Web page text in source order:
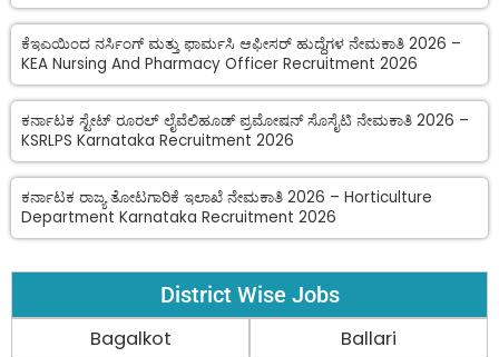
ಕೆಇಎಯಿಂದ ನರ್ಸಿಂಗ್ ಮತ್ತು ಫಾರ್ಮಸಿ ಆಫೀಸರ್ ಹುದ್ದೆಗಳ ನೇಮಕಾತಿ 2026 –
KEA Nursing And Pharmacy Officer Recruitment 2026
ಕರ್ನಾಟಕ ಸ್ಟೇಟ್ ರೂರಲ್ ಲೈವೆಲಿಹೂಡ್ ಪ್ರಮೋಷನ್ ಸೊಸೈಟಿ ನೇಮಕಾತಿ 2026 –
KSRLPS Karnataka Recruitment 2026
ಕರ್ನಾಟಕ ರಾಜ್ಯ ತೋಟಗಾರಿಕೆ ಇಲಾಖೆ ನೇಮಕಾತಿ 2026 – Horticulture
Department Karnataka Recruitment 2026
District Wise Jobs
Bagalkot
Ballari